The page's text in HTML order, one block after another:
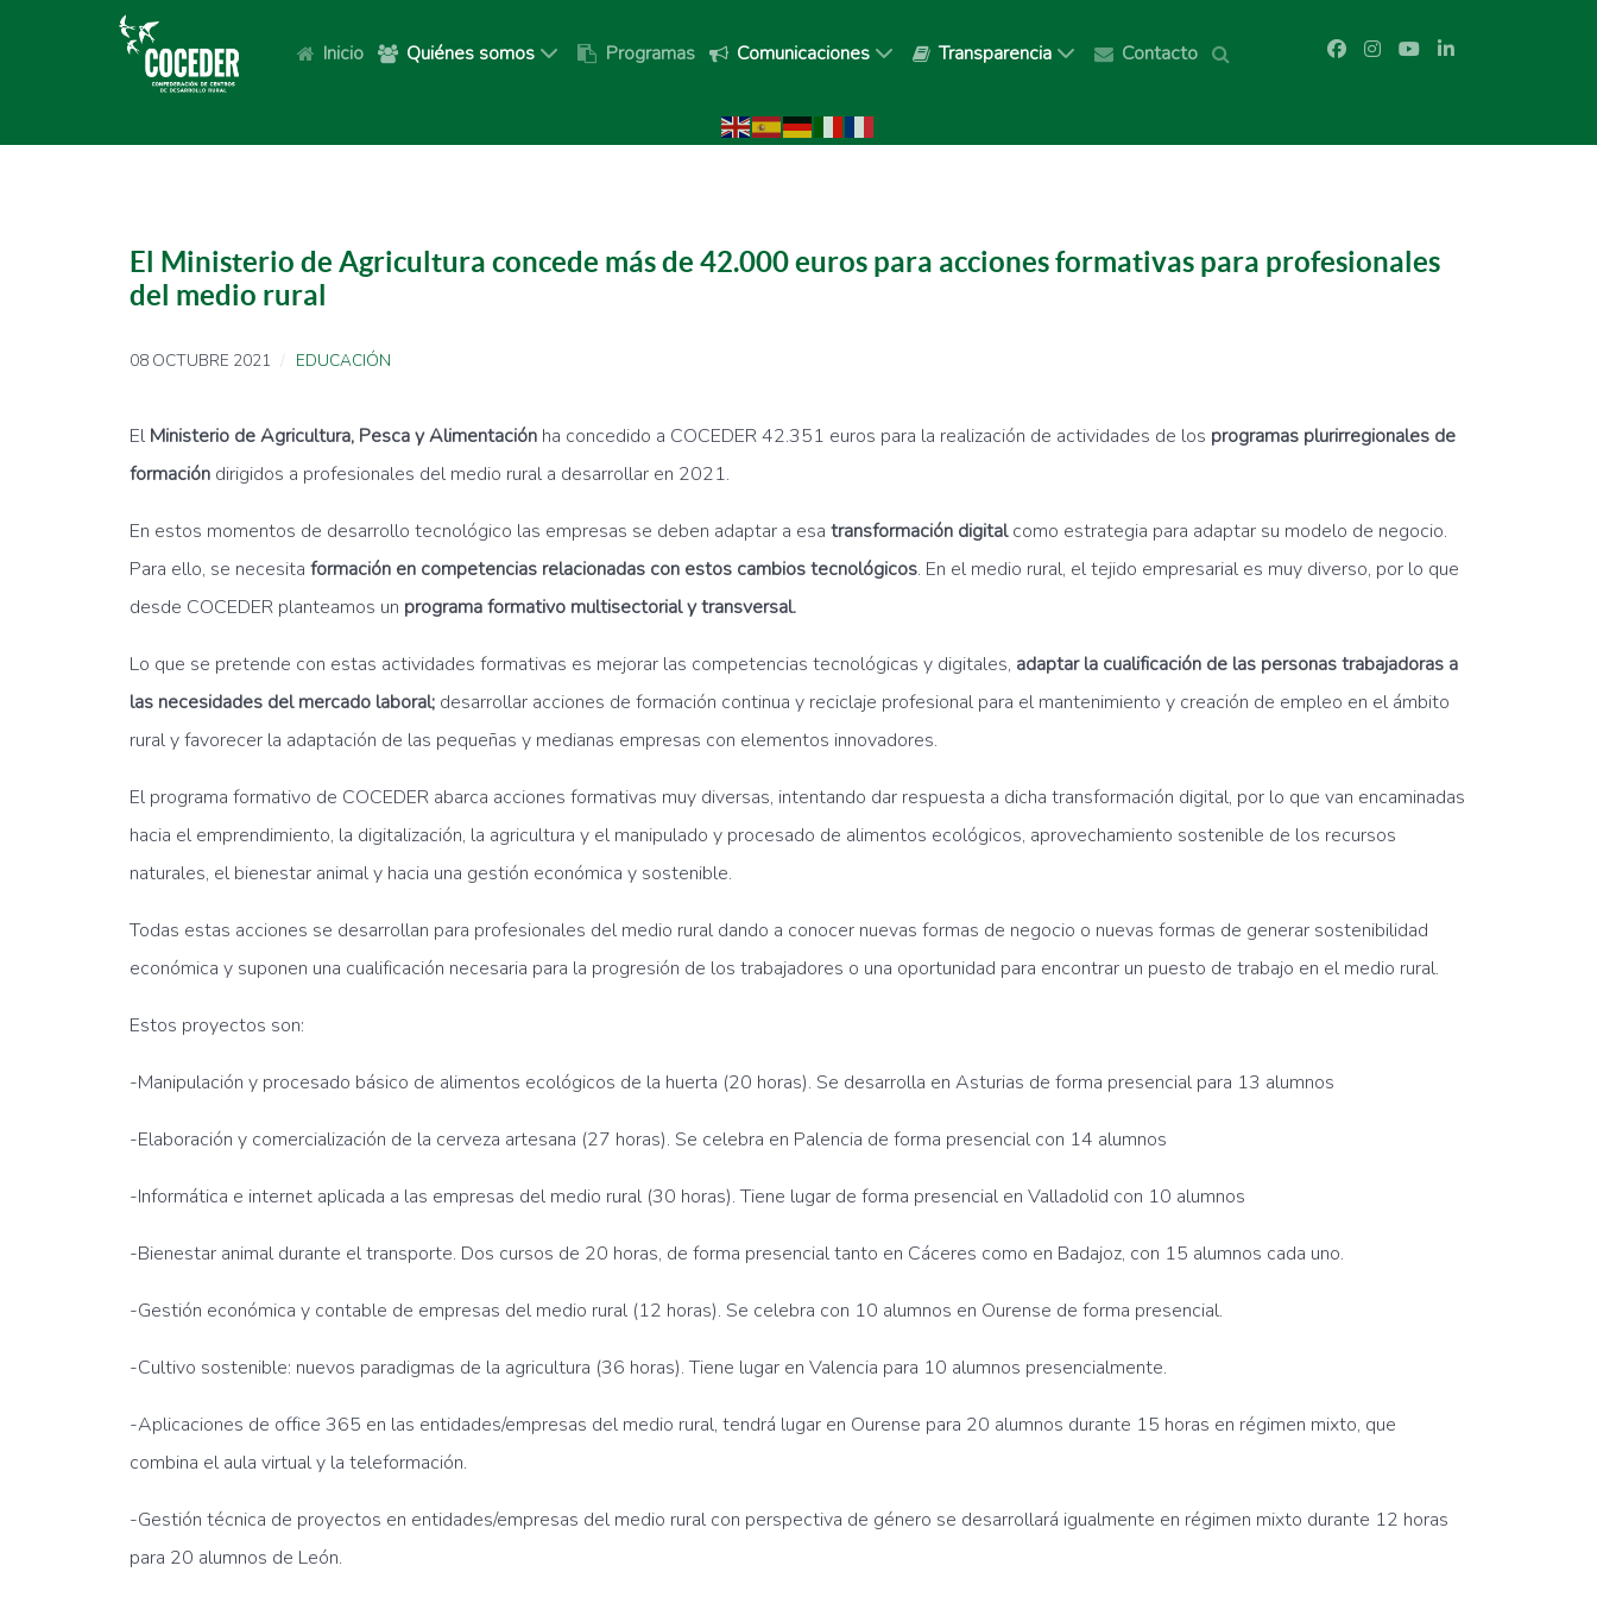
Inicio Quiénes somos Programas Comunicaciones Transparencia Contacto
El Ministerio de Agricultura concede más de 42.000 euros para acciones formativas para profesionales
del medio rural
08 OCTUBRE 2021 EDUCACIÓN
El Ministerio de Agricultura, Pesca y Alimentación ha concedido a COCEDER 42.351 euros para la realización de actividades de los programas plurirregionales de
formación dirigidos a profesionales del medio rural a desarrollar en 2021.
En estos momentos de desarrollo tecnológico las empresas se deben adaptar a esa transformación digitalcomo estrategia para adaptar su modelo de negocio.
Para ello, se necesita formación en competencias relacionadas con estos cambios tecnológicos. En el medio rural, el tejido empresarial es muy diverso, por lo que
desde COCEDER planteamos un programa formativo multisectorial y transversal.
Lo que se pretende con estas actividades formativas es mejorar las competencias tecnológicas y digitales, adaptar la cualificación de las personas trabajadoras a
las necesidades del mercado laboral; desarrollar acciones de formación continua y reciclaje profesional para el mantenimiento y creación de empleo en el ámbito
rural y favorecer la adaptación de las pequeñas y medianas empresas con elementos innovadores.
El programa formativo de COCEDER abarca acciones formativas muy diversas, intentando dar respuesta a dicha transformación digital, por lo que van encaminadas
hacia el emprendimiento, la digitalización, la agricultura y el manipulado y procesado de alimentos ecológicos, aprovechamiento sostenible de los recursos
naturales, el bienestar animal y hacia una gestión económica y sostenible.
Todas estas acciones se desarrollan para profesionales del medio rural dando a conocer nuevas formas de negocio o nuevas formas de generar sostenibilidad
económica y suponen una cualificación necesaria para la progresión de los trabajadores o una oportunidad para encontrar un puesto de trabajo en el medio rural.
Estos proyectos son:
-Manipulación y procesado básico de alimentos ecológicos de la huerta (20 horas). Se desarrolla en Asturias de forma presencial para 13 alumnos
-Elaboración y comercialización de la cerveza artesana (27 horas). Se celebra en Palencia de forma presencial con 14 alumnos
-Informática e internet aplicada a las empresas del medio rural (30 horas). Tiene lugar de forma presencial en Valladolid con 10 alumnos
-Bienestar animal durante el transporte. Dos cursos de 20 horas, de forma presencial tanto en Cáceres como en Badajoz, con 15 alumnos cada uno.
-Gestión económica y contable de empresas del medio rural (12 horas). Se celebra con 10 alumnos en Ourense de forma presencial.
-Cultivo sostenible: nuevos paradigmas de la agricultura (36 horas). Tiene lugar en Valencia para 10 alumnos presencialmente.
-Aplicaciones de office 365 en las entidades/empresas del medio rural, tendrá lugar en Ourense para 20 alumnos durante 15 horas en régimen mixto, que
combina el aula virtual y la teleformación.
-Gestión técnica de proyectos en entidades/empresas del medio rural con perspectiva de género se desarrollará igualmente en régimen mixto durante 12 horas
para 20 alumnos de León.